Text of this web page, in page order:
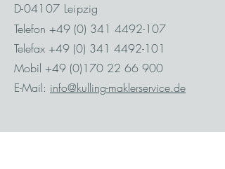
D-04107 Leipzig
Telefon +49 (0) 341 4492-107
Telefax +49 (0) 341 4492-101
Mobil +49 (0)170 22 66 900
E-Mail: info@kulling-maklerservice.de